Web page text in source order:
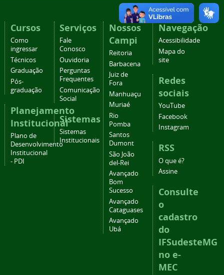
Cursos
Como
ingressar
Técnicos
Graduação
Pós-
graduação
Planejamento
Institucional
Plano de
Desenvolvimento
Institucional
- PDI
Serviços
Fale
Conosco
Ouvidoria
Perguntas
Frequentes
Comunicação
Social
Sistemas
Sistemas
Institucionais
Nossos
Campi
Reitoria
Barbacena
Juiz de
Fora
Manhuaçu
Muriaé
Rio
Pomba
Santos
Dumont
São João
del-Rei
Avançado
Bom
Sucesso
Avançado
Cataguases
Avançado
Ubá
Navegação
Acessibilidade
Mapa do
site
Redes
sociais
YouTube
Facebook
Instagram
RSS
O que é?
Assine
Consulte
o
cadastro
do
IFSudesteMG
no e-
MEC